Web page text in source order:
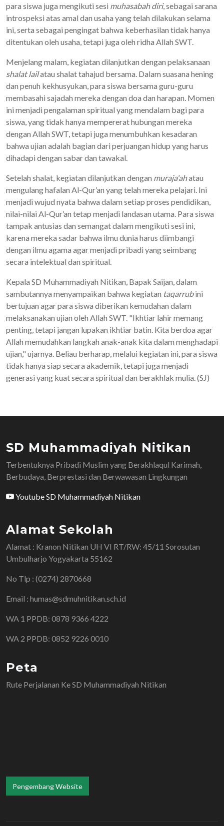
para siswa juga mengikuti sesi muhasabah diri, sebagai sarana
introspeksi atas amal dan usaha yang telah dilakukan selama
ini, serta sebagai pengingat bahwa keberhasilan tidak hanya
ditentukan oleh usaha, tetapi juga oleh ridha Allah SWT.
Menjelang malam, kegiatan dilanjutkan dengan pelaksanaan
shalat lailatau shalat tahajud bersama. Dalam suasana hening
dan penuh kekhusyukan, para siswa bersama guru-guru
membasahi sajadah mereka dengan doa dan harapan. Momen
ini menjadi pengalaman spiritual yang mendalam bagi para
siswa, yang tidak hanya mempererat hubungan mereka
dengan Allah SWT, tetapi juga menumbuhkan kesadaran
bahwa ujian adalah bagian dari perjuangan hidup yang harus
dihadapi dengan sabar dan tawakal.
Setelah shalat, kegiatan dilanjutkan dengan muraja'ahatau
mengulang hafalan Al-Qur’an yang telah mereka pelajari. Ini
menjadi wujud nyata bahwa dalam setiap proses pendidikan,
nilai-nilai Al-Qur’an tetap menjadi landasan utama. Para siswa
tampak antusias dan semangat dalam mengikuti sesi ini,
karena mereka sadar bahwa ilmu dunia harus diimbangi
dengan ilmu agama agar menjadi pribadi yang seimbang
secara intelektual dan spiritual.
Kepala SD Muhammadiyah Nitikan, Bapak Saijan, dalam
sambutannya menyampaikan bahwa kegiatan taqarrubini
bertujuan agar para siswa diberikan kemudahan dalam
melaksanakan ujian oleh Allah SWT. "Ikhtiar lahir memang
penting, tetapi jangan lupakan ikhtiar batin. Kita berdoa agar
Allah memudahkan langkah anak-anak kita dalam menghadapi
ujian," ujarnya. Beliau berharap, melalui kegiatan ini, para siswa
tidak hanya siap secara akademik, tetapi juga menjadi
generasi yang kuat secara spiritual dan berakhlak mulia. (SJ)
SD Muhammadiyah Nitikan
Terbentuknya Pribadi Muslim yang Berakhlaqul Karimah,
Berbudaya, Berprestasi dan Berwawasan Lingkungan
Youtube SD Muhammadiyah Nitikan
Alamat Sekolah
Alamat : Kranon Nitikan UH VI RT/RW: 45/11 Sorosutan
Umbulharjo Yogyakarta 55162
No Tlp : (0274) 2870668
Email : humas@sdmuhnitikan.sch.id
WA 1 PPDB: 0878 9366 4222
WA 2 PPDB: 0852 9226 0010
Peta
Rute Perjalanan Ke SD Muhammadiyah Nitikan
Pengembang Website